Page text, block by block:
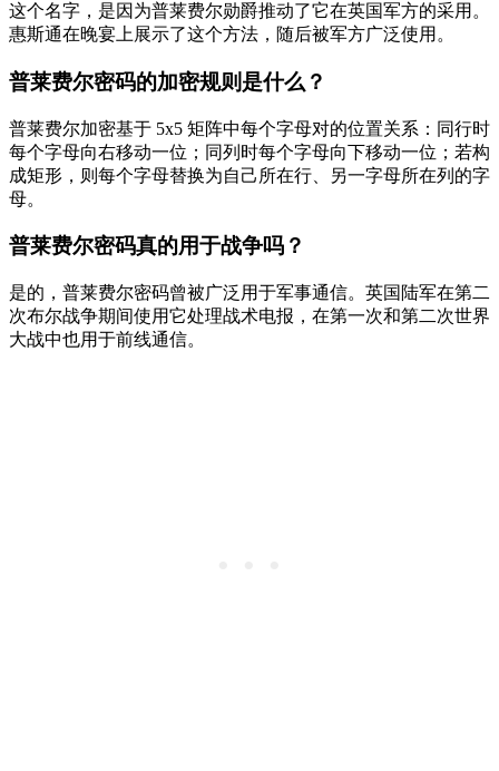
这个名字，是因为普莱费尔勋爵推动了它在英国军方的采用。
惠斯通在晚宴上展示了这个方法，随后被军方广泛使用。
普莱费尔密码的加密规则是什么？
普莱费尔加密基于 5x5 矩阵中每个字母对的位置关系：同行时
每个字母向右移动一位；同列时每个字母向下移动一位；若构
成矩形，则每个字母替换为自己所在行、另一字母所在列的字
母。
普莱费尔密码真的用于战争吗？
是的，普莱费尔密码曾被广泛用于军事通信。英国陆军在第二
次布尔战争期间使用它处理战术电报，在第一次和第二次世界
大战中也用于前线通信。